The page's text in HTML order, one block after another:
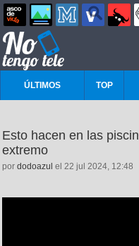
ÚLTIMOS TOP
Esto hacen en las
extremo
por dodoazul el 22 jul 2024, 12:48